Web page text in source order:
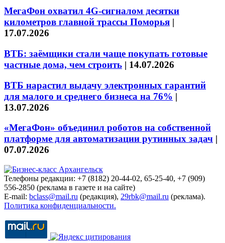
МегаФон охватил 4G-сигналом десятки
километров главной трассы Поморья |
17.07.2026
ВТБ: заёмщики стали чаще покупать готовые
частные дома, чем строить | 14.07.2026
ВТБ нарастил выдачу электронных гарантий
для малого и среднего бизнеса на 76% |
13.07.2026
«МегаФон» объединил роботов на собственной
платформе для автоматизации рутинных задач |
07.07.2026
Телефоны редакции: +7 (8182) 20-44-02, 65-25-40, +7 (909)
556-2850 (реклама в газете и на сайте)
E-mail: bclass@mail.ru (редакция), 29rbk@mail.ru (реклама).
Политика конфиденциальности.